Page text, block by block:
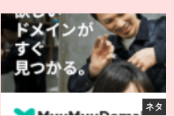
に語る！
ネタ